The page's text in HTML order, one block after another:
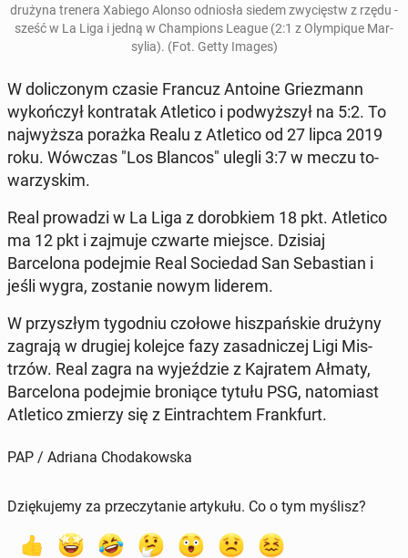
drużyna trenera Xabiego Alonso odniosła siedem zwycięstw z rzędu -
sześć w La Liga i jedną w Cham­pi­ons League (2:1 z Olympique Mar­
sylia). (Fot. Getty Images)
W dolic­zonym czasie Francuz Antoine Griez­mann
wykończył kon­tratak Atleti­co i pod­wyższył na 5:2. To
na­jwyższa porażka Realu z Atleti­co od 27 lipca 2019
roku. Wówczas "Los Blancos" ulegli 3:7 w meczu to­
warzyskim.
Real prowadzi w La Liga z dorobkiem 18 pkt. Atleti­co
ma 12 pkt i zajmuje czwarte miejsce. Dzisiaj
Barcelona pode­jmie Real So­ciedad San Se­bas­t­ian i
jeśli wygra, zostanie nowym liderem.
W przyszłym ty­god­niu czołowe hisz­pańskie drużyny
zagrają w drugiej kolejce fazy za­sad­niczej Ligi Mis­
trzów. Real zagra na wyjeździe z Ka­jratem Ałmaty,
Barcelona pode­jmie broniące tytułu PSG, nato­mi­ast
Atleti­co zmierzy się z Ein­tra­chtem Frank­furt.
PAP / Adriana Chodakowska
Dziękujemy za przeczytanie artykułu. Co o tym myślisz?